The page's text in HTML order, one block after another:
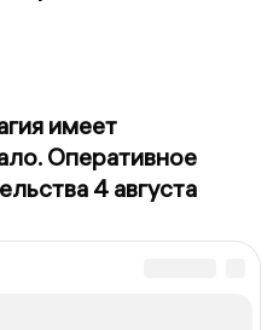
имеет
Оперативное
4 августа